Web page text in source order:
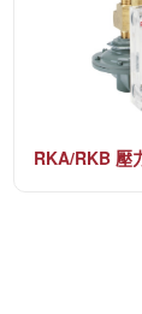
RKA/RKB 壓